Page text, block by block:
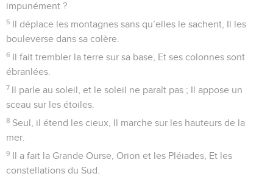
impunément ?
5 Il déplace les montagnes sans qu’elles le sachent, Il les
bouleverse dans sa colère.
6 Il fait trembler la terre sur sa base, Et ses colonnes sont
ébranlées.
7 Il parle au soleil, et le soleil ne paraît pas ; Il appose un
sceau sur les étoiles.
8 Seul, il étend les cieux, Il marche sur les hauteurs de la
mer.
9 Il a fait la Grande Ourse, Orion et les Pléiades, Et les
constellations du Sud.